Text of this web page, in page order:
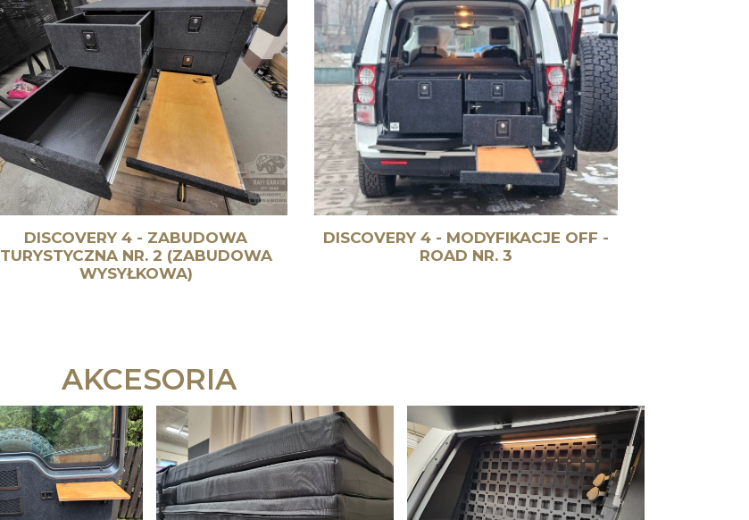
DISCOVERY 4 - ZABUDOWA
TURYSTYCZNA NR. 2 (ZABUDOWA
WYSYŁKOWA)
DISCOVERY 4 - MODYFIKACJE OFF -
ROAD NR. 3
AKCESORIA